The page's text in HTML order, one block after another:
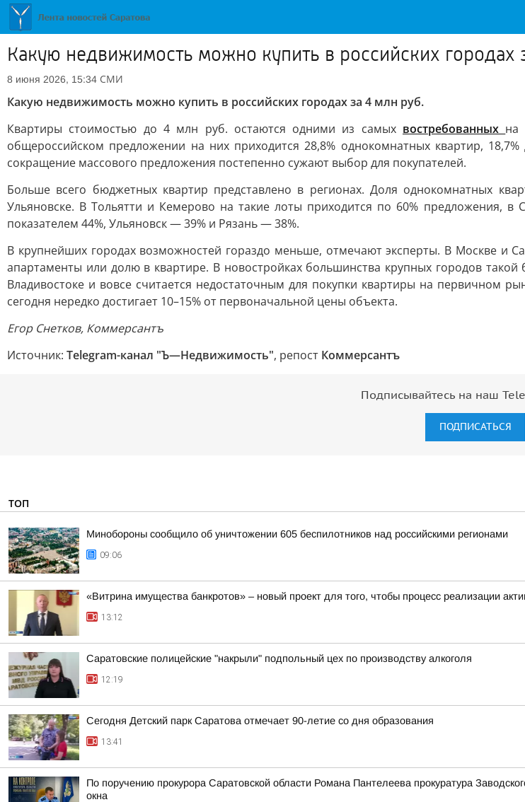
Какую недвижимость можно купить в российских городах
8 июня 2026, 15:34 СМИ
Какую недвижимость можно купить в российских городах за 4 млн руб.
Квартиры стоимостью до 4 млн руб. остаются одними из самых востребованных на
общероссийском предложении на них приходится 28,8% однокомнатных квартир,
сокращение массового предложения постепенно сужают выбор для покупателей.
Больше всего бюджетных квартир представлено в регионах. Доля однокомнатных
Ульяновске. В Тольятти и Кемерово на такие лоты приходится по 60% предложения,
показателем 44%, Ульяновск — 39% и Рязань — 38%.
В крупнейших городах возможностей гораздо меньше, отмечают эксперты. В Москве и
апартаменты или долю в квартире. В новостройках большинства крупных городов
Владивостоке и вовсе считается недостаточным для покупки квартиры на первичном
сегодня нередко достигает 10–15% от первоначальной цены объекта.
Егор Снетков, Коммерсантъ
Источник: Telegram-канал "Ъ—Недвижимость", репост Коммерсантъ
Подписывайтесь на наш
ПОДПИСАТЬСЯ
ТОП
Минобороны сообщило об уничтожении 605 беспилотников над российскими регионами
09:06
«Витрина имущества банкротов» – новый проект для того, чтобы процесс реализации
13:12
Саратовские полицейские "накрыли" подпольный цех по производству алкоголя
12:19
Сегодня Детский парк Саратова отмечает 90-летие со дня образования
13:41
По поручению прокурора Саратовской области Романа Пантелеева прокуратура
окна